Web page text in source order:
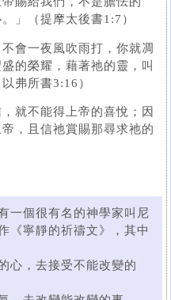
」（提摩太後書1:7）
會一夜風吹雨打，你就凋
的榮耀，藉著祂的靈，叫
弗所書3:16）
就不能得上帝的喜悅；因
，且信祂賞賜那尋求祂的
一個很有名的神學家叫尼
《寧靜的祈禱文》，其中
心，去接受不能改變的